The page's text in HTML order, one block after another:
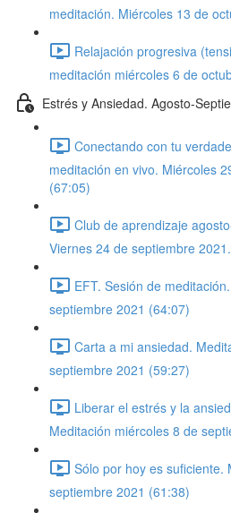
meditación. Miércoles 13 de
Relajación progresiva
meditación miércoles 6 de
Estrés y Ansiedad. Agosto-
Conectando con tu
meditación en vivo. Miércoles
(67:05)
Club de aprendizaje
Viernes 24 de septiembre
EFT. Sesión de
septiembre 2021 (64:07)
Carta a mi ansiedad.
septiembre 2021 (59:27)
Liberar el estrés y la
Meditación miércoles 8 de
Sólo por hoy es suficiente.
septiembre 2021 (61:38)